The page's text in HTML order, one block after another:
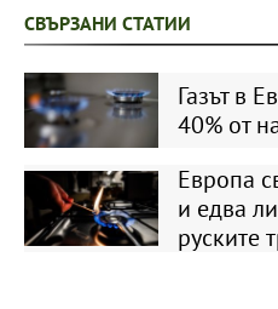
СВЪРЗАНИ СТАТИИ
Газът в
40% от
Европа
и едва
руските